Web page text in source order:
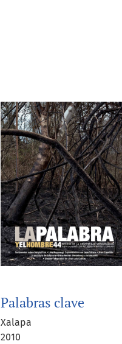
Palabras clave
Xalapa
2010